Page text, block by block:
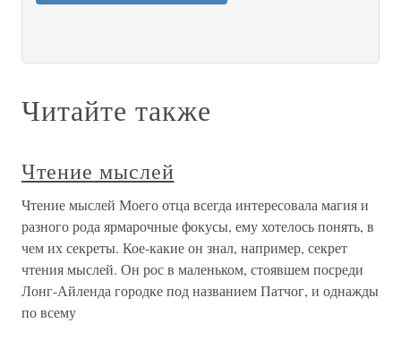
Читайте также
Чтение мыслей
Чтение мыслей Моего отца всегда интересовала магия и
разного рода ярмарочные фокусы, ему хотелось понять, в
чем их секреты. Кое-какие он знал, например, секрет
чтения мыслей. Он рос в маленьком, стоявшем посреди
Лонг-Айленда городке под названием Патчог, и однажды
по всему